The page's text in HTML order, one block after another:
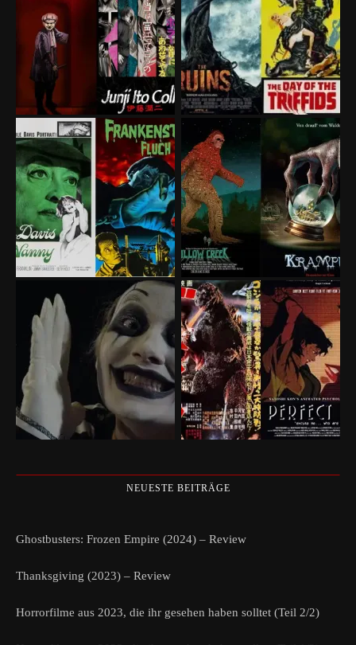
NEUESTE BEITRÄGE
Ghostbusters: Frozen Empire (2024) – Review
Thanksgiving (2023) – Review
Horrorfilme aus 2023, die ihr gesehen haben solltet (Teil 2/2)